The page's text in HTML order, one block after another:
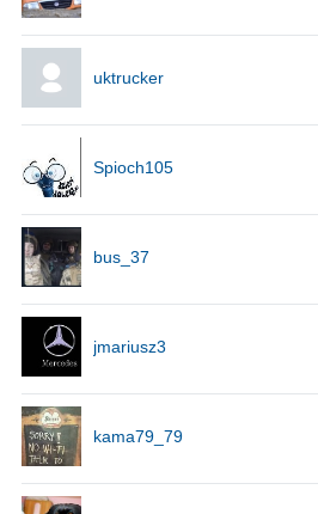
uktrucker
Spioch105
bus_37
jmariusz3
kama79_79